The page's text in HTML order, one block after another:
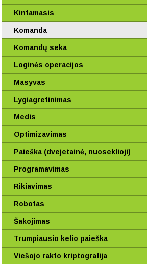
Kintamasis
Komanda
Komandų seka
Loginės operacijos
Masyvas
Lygiagretinimas
Medis
Optimizavimas
Paieška (dvejetainė, nuoseklioji)
Programavimas
Rikiavimas
Robotas
Šakojimas
Trumpiausio kelio paieška
Viešojo rakto kriptografija